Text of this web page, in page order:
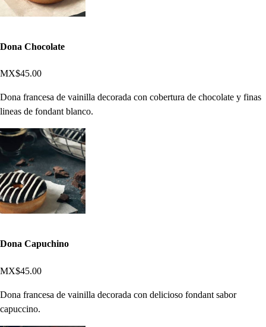
Dona Chocolate
MX$45.00
Dona francesa de vainilla decorada con cobertura de chocolate y finas
lineas de fondant blanco.
Dona Capuchino
MX$45.00
Dona francesa de vainilla decorada con delicioso fondant sabor
capuccino.